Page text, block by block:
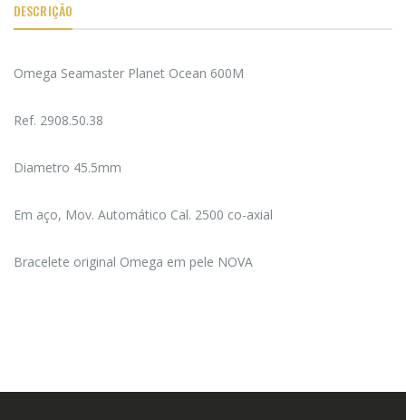
DESCRIÇÃO
Omega Seamaster Planet Ocean 600M
Ref. 2908.50.38
Diametro 45.5mm
Em aço, Mov. Automático Cal. 2500 co-axial
Bracelete original Omega em pele NOVA